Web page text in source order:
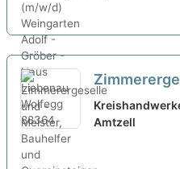
Bauhelfer
(m/w/d)
Amtzell